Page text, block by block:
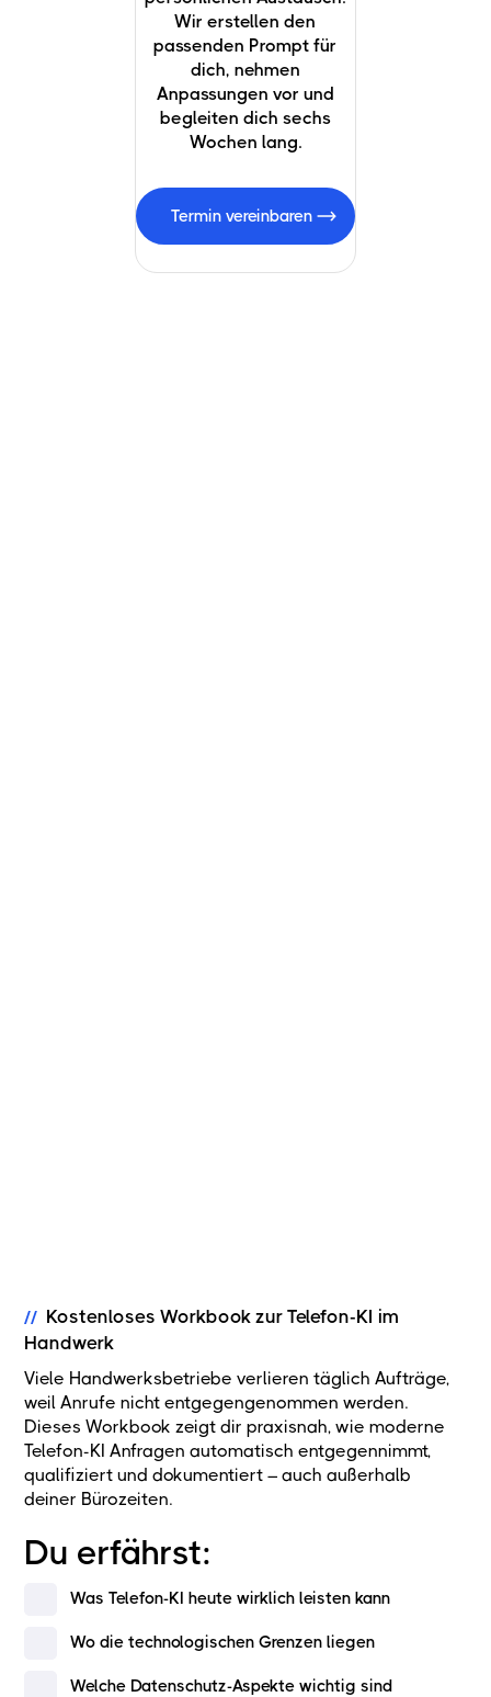
Wir erstellen den
passenden Prompt für
dich, nehmen
Anpassungen vor und
begleiten dich sechs
Wochen lang.
Termin vereinbaren
// Kostenloses Workbook zur Telefon-KI im
Handwerk
Viele Handwerksbetriebe verlieren täglich Aufträge,
weil Anrufe nicht entgegengenommen werden.
Dieses Workbook zeigt dir praxisnah, wie moderne
Telefon-KI Anfragen automatisch entgegennimmt,
qualifiziert und dokumentiert – auch außerhalb
deiner Bürozeiten.
Du erfährst:
Was Telefon-KI heute wirklich leisten kann
Wo die technologischen Grenzen liegen
Welche Datenschutz-Aspekte wichtig sind